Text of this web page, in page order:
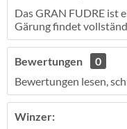
Das GRAN FUDRE ist
Gärung findet
Bewertungen
0
Bewertungen lesen,
Winzer: